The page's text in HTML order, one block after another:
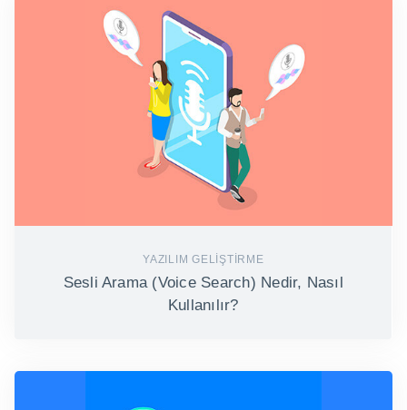
YAZILIM GELIŞTIRME
Sesli Arama (Voice Search) Nedir, Nasıl
Kullanılır?